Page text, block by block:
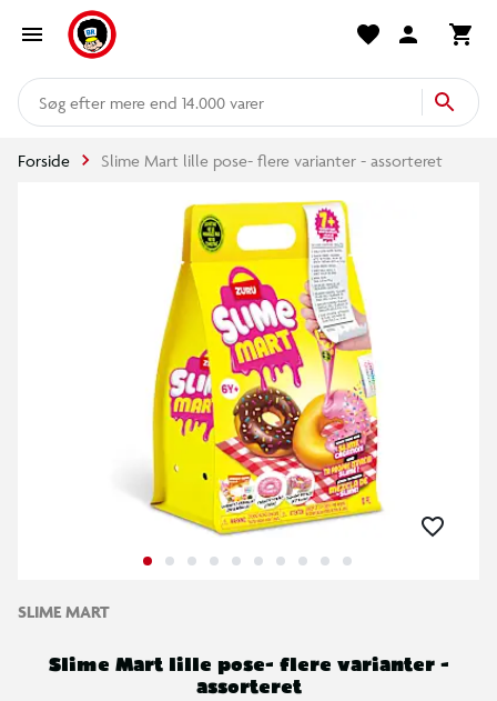
mere end 14.000 varer
Forside Slime Mart lille pose- flere varianter - assorteret
SLIME MART
Slime Mart lille pose- flere varianter -
assorteret